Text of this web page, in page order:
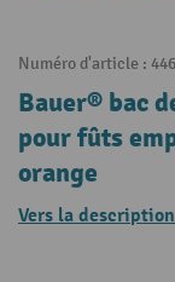
Numéro d'article :
Bauer® bac
pour fûts
orange
Vers la